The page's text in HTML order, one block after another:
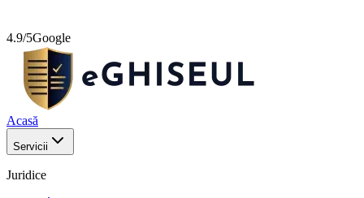
4.9/5Google
Acasă
Servicii
Juridice